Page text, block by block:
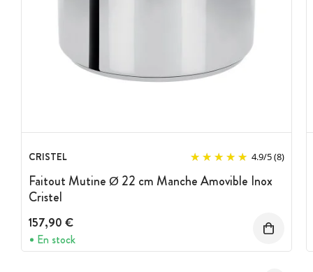
CRISTEL 4.9/5(8)
Faitout Mutine Ø 22 cm Manche Amovible Inox
Cristel
157,90 €
En stock